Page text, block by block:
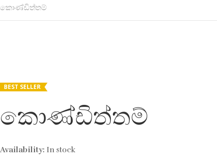
කොණ්ඩිත්තම්
BEST SELLER
කොණ්ඩිත්තම්
Availability: In stock